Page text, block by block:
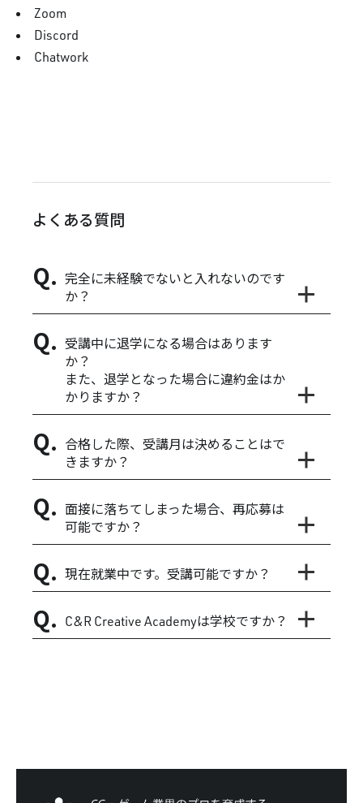
Zoom
Discord
Chatwork
よくある質問
完全に未経験でないと入れないのです
か？
受講中に退学になる場合はあります
か？
また、退学となった場合に違約金はか
かりますか？
合格した際、受講月は決めることはで
きますか？
面接に落ちてしまった場合、再応募は
可能ですか？
現在就業中です。受講可能ですか？
C&R Creative Academyは学校ですか？